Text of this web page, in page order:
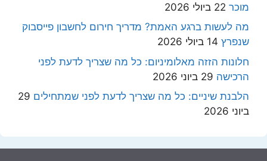
מוכר 22 ביולי 2026
מה לעשות ברגע האמת? מדריך חירום לחשבון פייסבוק
שנפרץ 14 ביולי 2026
חלונות הזזה מאלומיניום: כל מה שצריך לדעת לפני
הרכישה 29 ביוני 2026
הלבנת שיניים: כל מה שצריך לדעת לפני שמתחילים 29
ביוני 2026